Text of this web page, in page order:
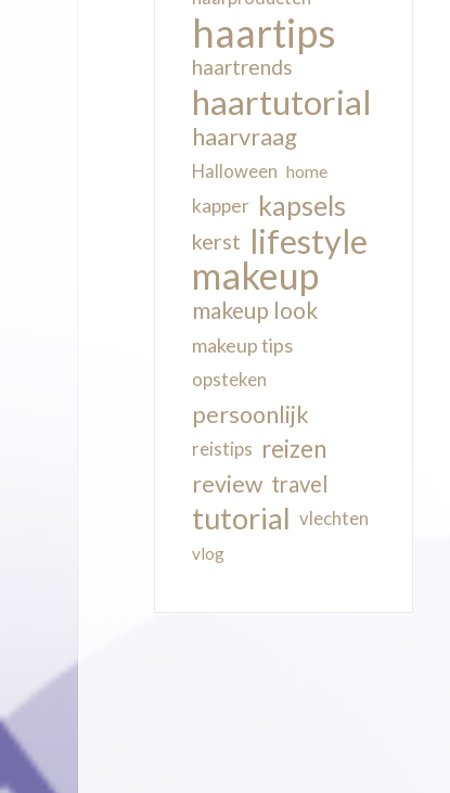
haartips
haartrends
haartutorial
haarvraag
Halloween home
kapper kapsels
kerst lifestyle
makeup
makeup look
makeup tips
opsteken
persoonlijk
reistips reizen
review travel
tutorial vlechten
vlog